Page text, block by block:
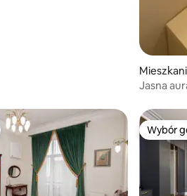
Jasna
Wybór
Wybór